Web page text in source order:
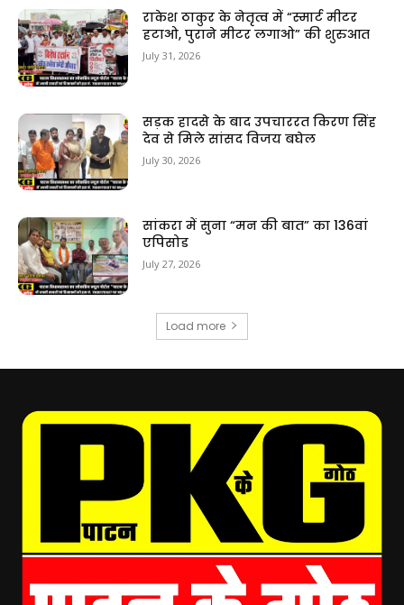
राकेश ठाकुर के नेतृत्व में “स्मार्ट मीटर
हटाओ, पुराने मीटर लगाओ” की शुरुआत
July 31, 2026
सड़क हादसे के बाद उपचाररत किरण सिंह
देव से मिले सांसद विजय बघेल
July 30, 2026
सांकरा में सुना “मन की बात” का 136वां
एपिसोड
July 27, 2026
Load more